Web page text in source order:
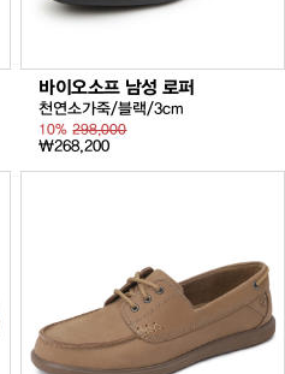
바이오소프 남성 로퍼
천연소가죽/블랙/3cm
10%298,000
₩268,200